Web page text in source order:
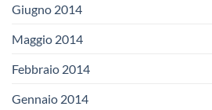
Giugno 2014
Maggio 2014
Febbraio 2014
Gennaio 2014